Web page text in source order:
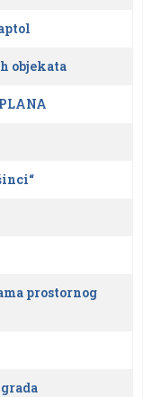
objekata
prostornog